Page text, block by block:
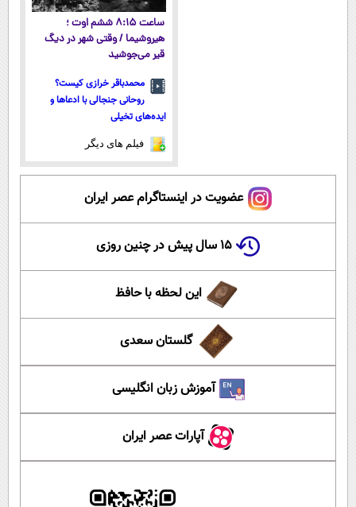
ساعت ۸:۱۵ ششم اوت ؛
هیروشیما / وقتی شهر در دیگ
قیر می‌جوشید
محمدباقر خرازی کیست؟
روحانی جنجالی با ادعاها و
ایده‌های تخیلی
فیلم های دیگر
عضویت در اینستاگرام عصر ایران
۱۵ سال پیش در چنین روزی
این لحظه با حافظ
گلستان سعدی
آموزش زبان انگلیسی
آپارات عصر ایران